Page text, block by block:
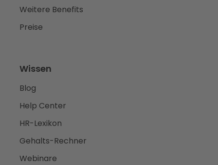
Weitere Benefits
Preise
Wissen
Blog
Help Center
HR-Lexikon
Gehalts-Rechner
Webinare